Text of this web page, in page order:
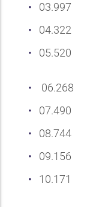
03.997
04.322
05.520
06.268
07.490
08.744
09.156
10.171